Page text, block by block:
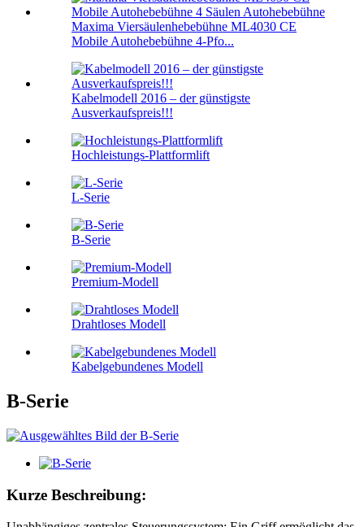
Maxima Viersäulenhebebühne ML4030 CE
Mobile Autohebebühne 4-Pfo...
Kabelmodell 2016 – der günstigste
Ausverkaufspreis!!!
Hochleistungs-Plattformlift
L-Serie
B-Serie
Premium-Modell
Drahtloses Modell
Kabelgebundenes Modell
B-Serie
Kurze Beschreibung: